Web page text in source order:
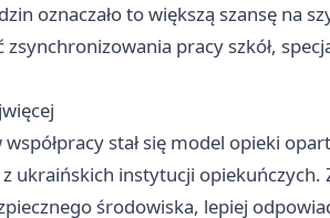
oznaczało to większą szansę na
pracy szkół,
stał się model opieki
ukraińskich instytucji opiekuńczych.
środowiska, lepiej